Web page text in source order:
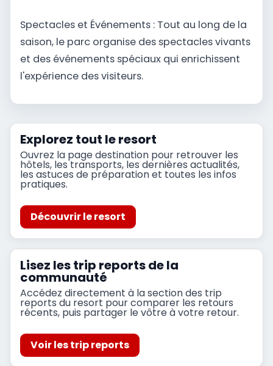
Spectacles et Événements : Tout au long de la
saison, le parc organise des spectacles vivants
et des événements spéciaux qui enrichissent
l'expérience des visiteurs.
Explorez tout le resort
Ouvrez la page destination pour retrouver les
hôtels, les transports, les dernières actualités,
les astuces de préparation et toutes les infos
pratiques.
Découvrir le resort
Lisez les trip reports de la
communauté
Accédez directement à la section des trip
reports du resort pour comparer les retours
récents, puis partager le vôtre à votre retour.
Voir les trip reports